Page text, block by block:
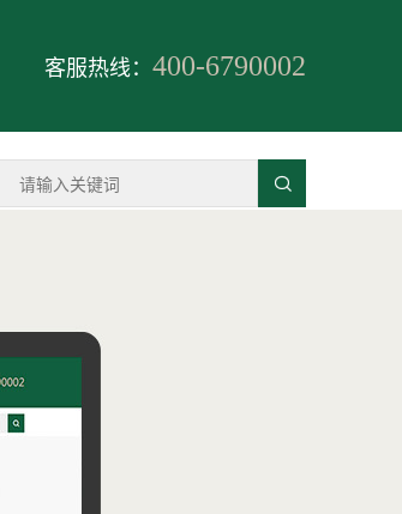
客服热线： 400-6790002
